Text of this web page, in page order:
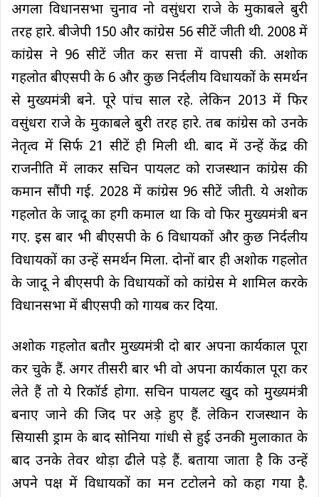
अगला विधानसभा चुनाव नो वसुंधरा राजे के मुकाबले बुरी
तरह हारे. बीजेपी 150 और कांग्रेस 56 सीटें जीती थी. 2008 में
कांग्रेस ने 96 सीटें जीत कर सत्ता में वापसी की. अशोक
गहलोत बीएसपी के 6 और कुछ निर्दलीय विधायकों के समर्थन
से मुख्यमंत्री बने. पूरे पांच साल रहे. लेकिन 2013 में फिर
वसुंधरा राजे के मुकाबले बुरी तरह हारे. तब कांग्रेस को उनके
नेतृत्व में सिर्फ 21 सीटें ही मिली थी. बाद में उन्हें केंद्र की
राजनीति में लाकर सचिन पायलट को राजस्थान कांग्रेस की
कमान सौंपी गई. 2028 में कांग्रेस 96 सीटें जीती. ये अशोक
गहलोत के जादू का हगी कमाल था कि वो फिर मुख्यमंत्री बन
गए. इस बार भी बीएसपी के 6 विधायकों और कुछ निर्दलीय
विधायकों का उन्हें समर्थन मिला. दोनों बार ही अशोक गहलोत
के जादू ने बीएसपी के विधायकों को कांग्रेस मे शामिल करके
विधानसभा में बीएसपी को गायब कर दिया.
अशोक गहलोत बतौर मुख्यमंत्री दो बार अपना कार्यकाल पूरा
कर चुके हैं. अगर तीसरी बार भी वो अपना कार्यकाल पूरा कर
लेते हैं तो ये रिकॉर्ड होगा. सचिन पायलट खुद को मुख्यमंत्री
बनाए जाने की जिद पर अड़े हुए हैं. लेकिन राजस्थान के
सियासी ड्राम के बाद सोनिया गांधी से हुई उनकी मुलाकात के
बाद उनके तेवर थोड़ा ढीले पड़े हैं. बताया जाता है कि उन्हें
अपने पक्ष में विधायकों का मन टटोलने को कहा गया है.